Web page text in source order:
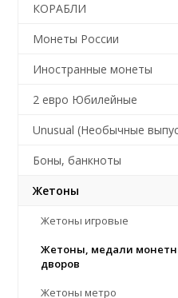
КОРАБЛИ
Монеты России
Иностранные монеты
2 евро Юбилейные
Unusual (Необычные
Боны, банкноты
Жетоны
Жетоны игровые
Жетоны, медали
дворов
Жетоны метро